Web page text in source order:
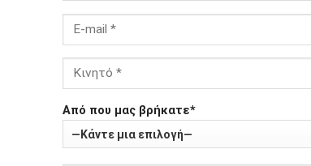
Από που μας βρήκατε*